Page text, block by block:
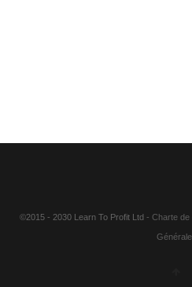
©2015 - 2030 Learn To Profit Ltd - Charte de